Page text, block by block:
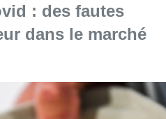
: des fautes
dans le marché